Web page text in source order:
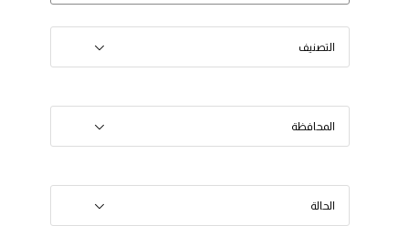
التصنيف
المحافظة
الحالة